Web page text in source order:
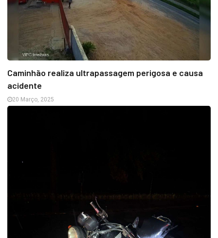
Caminhão realiza ultrapassagem perigosa e causa
acidente
20 Março, 2025